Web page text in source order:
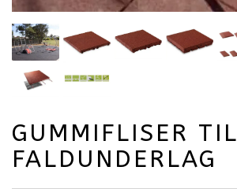
GUMMIFLISER TIL
FALDUNDERLAG